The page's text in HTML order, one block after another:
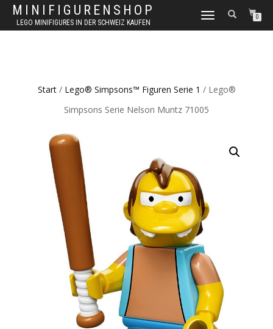
MINIFIGURENSHOP
LEGO MINIFIGURES IN DER SCHWEIZ KAUFEN
NAVIGATION
0
Start/ Lego® Simpsons™ Figuren Serie 1 / Lego®
Simpsons Serie Nelson Muntz 71005